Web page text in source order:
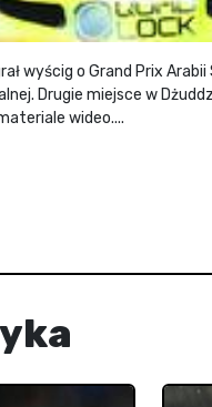
wyścig o Grand Prix
Drugie miejsce w
wideo....